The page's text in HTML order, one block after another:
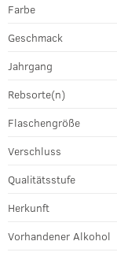
Farbe
Geschmack
Jahrgang
Rebsorte(n)
Flaschengröße
Verschluss
Qualitätsstufe
Herkunft
Vorhandener Alkohol